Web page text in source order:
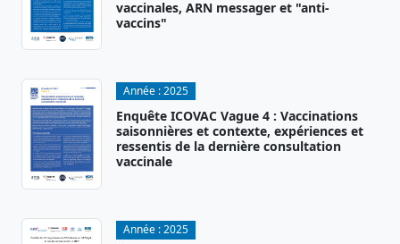
vaccinales, ARN messager et "anti-
vaccins"
Année :2025
Enquête ICOVAC Vague 4 : Vaccinations
saisonnières et contexte, expériences et
ressentis de la dernière consultation
vaccinale
Année :2025